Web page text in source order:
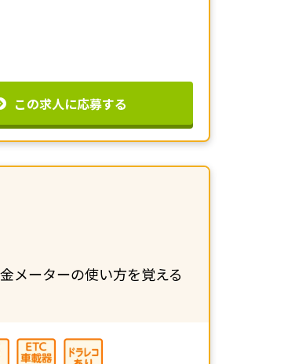
この求人に応募する
メーターの使い方を覚える